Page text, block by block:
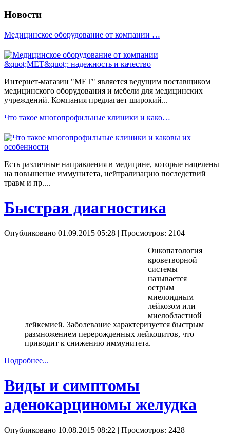
Новости
Медицинское оборудование от компании …
Интернет-магазин "МЕТ" является ведущим поставщиком
медицинского оборудования и мебели для медицинских
учреждений. Компания предлагает широкий...
Что такое многопрофильные клиники и како…
Есть различные направления в медицине, которые нацелены
на повышение иммунитета, нейтрализацию последствий
травм и пр....
Быстрая диагностика
Опубликовано 01.09.2015 05:28 | Просмотров: 2104
Онкопатология
кроветворной
системы
называется
острым
миелоидным
лейкозом или
миелобластной
лейкемией. Заболевание характеризуется быстрым
размножением перерожденных лейкоцитов, что
приводит к снижению иммунитета.
Подробнее...
Виды и симптомы
аденокарциномы желудка
Опубликовано 10.08.2015 08:22 | Просмотров: 2428